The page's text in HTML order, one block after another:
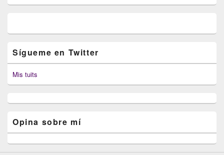
Sígueme en Twitter
Mis tuits
Opina sobre mí